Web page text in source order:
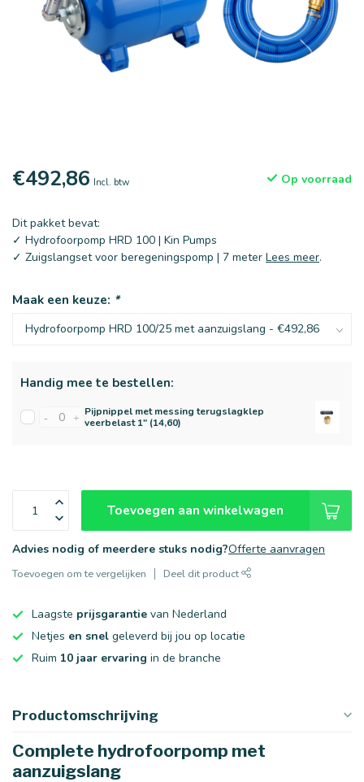
€492,86 Incl. btw Op voorraad
Dit pakket bevat:
✓ Hydrofoorpomp HRD 100 | Kin Pumps
✓ Zuigslangset voor beregeningspomp | 7 meter Lees meer.
Maak een keuze: *
Handig mee te bestellen:
- + Pijpnippel met messing terugslagklep
veerbelast 1" (14,60)
Toevoegen aan winkelwagen
Advies nodig of meerdere stuks nodig?Offerte aanvragen
Toevoegen om te vergelijken Deel dit product
Laagste prijsgarantie van Nederland
Netjes en snel geleverd bij jou op locatie
Ruim 10 jaar ervaring in de branche
Productomschrijving
Complete hydrofoorpomp met
aanzuigslang